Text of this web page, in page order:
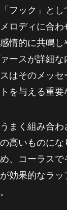
フック」とし
ロディに合わ
情的に共鳴
ースが詳細
はそのメッセ
を与える重要
まく組み合わ
高いものに
、コーラスで
効果的なラ